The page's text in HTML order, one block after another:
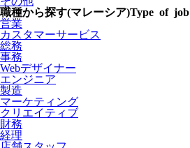
職種から探す(マレーシア)Type of job
営業
カスタマーサービス
総務
事務
Webデザイナー
エンジニア
製造
マーケティング
クリエイティブ
財務
経理
店舗スタッフ